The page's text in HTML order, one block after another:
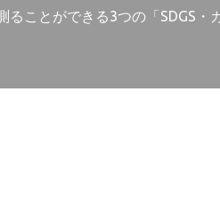
ことができる3つの「SDGS・